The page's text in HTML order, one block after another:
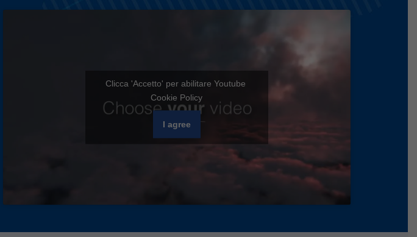
Clicca 'Accetto' per abilitare Youtube
Cookie Policy
I agree